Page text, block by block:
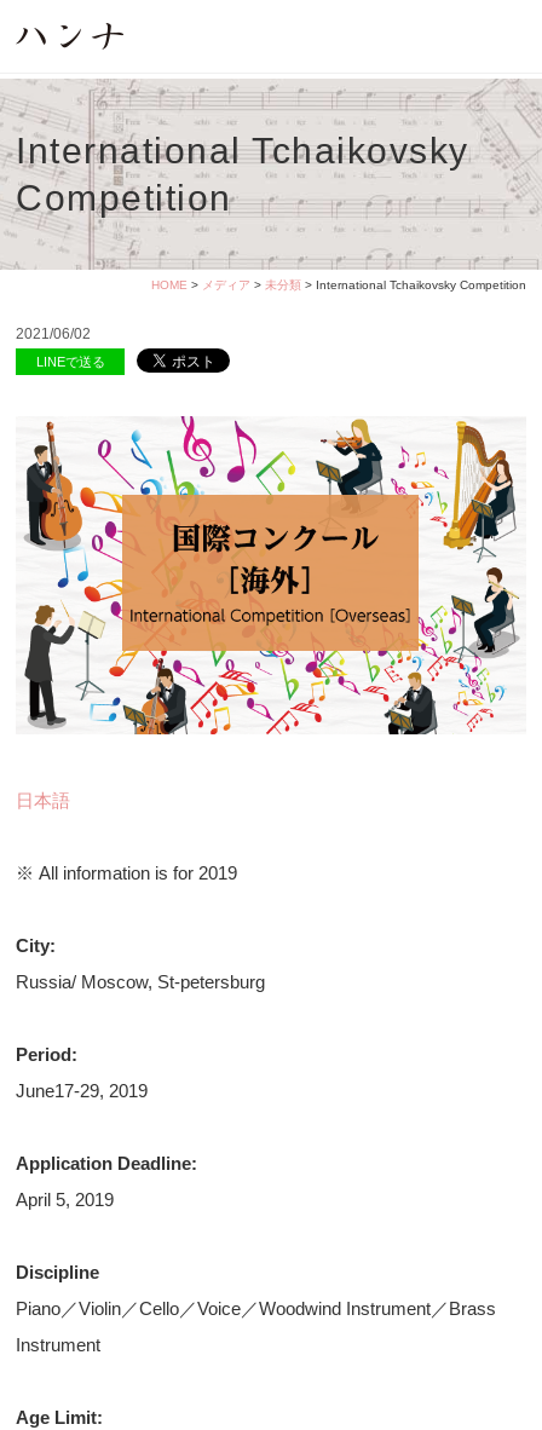
International Tchaikovsky
Competition
HOME > メディア > 未分類> International Tchaikovsky Competition
2021/06/02
LINEで送る
日本語
※ All information is for 2019
City:
Russia/ Moscow, St-petersburg
Period:
June17‐29, 2019
Application Deadline:
April 5, 2019
Discipline
Piano／Violin／Cello／Voice／Woodwind Instrument／Brass
Instrument
Age Limit: